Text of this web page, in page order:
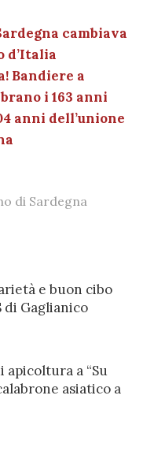
cambiava
d’Italia
Bandiere a
i 163 anni
anni dell’unione
di Sardegna
e buon cibo
di Gaglianico
apicoltura a “Su
asiatico a